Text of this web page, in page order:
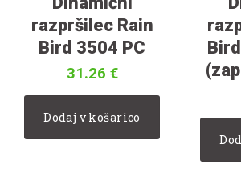
razpršilec Rain
Bird 3504 PC
31.26 €
Dodaj v košarico